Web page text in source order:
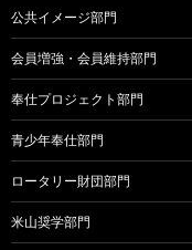
公共イメージ部門
会員増強・会員維持部門
奉仕プロジェクト部門
青少年奉仕部門
ロータリー財団部門
米山奨学部門